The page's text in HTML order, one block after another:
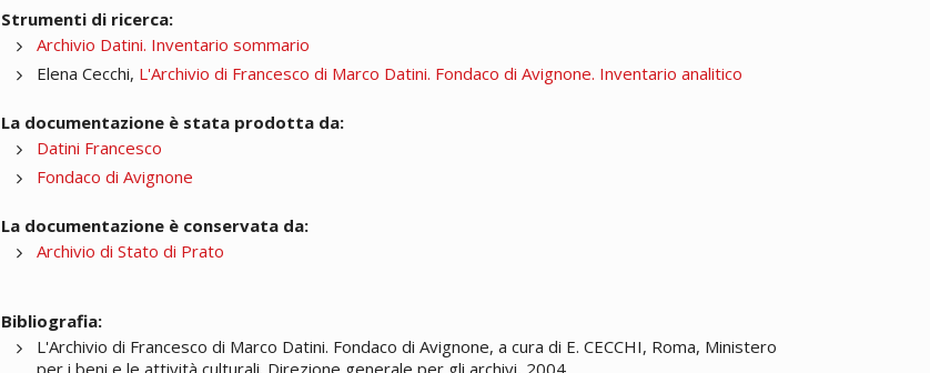
Strumenti di ricerca:
Archivio Datini. Inventario sommario
Elena Cecchi, L'Archivio di Francesco di Marco Datini. Fondaco di Avignone. Inventario analitico
La documentazione è stata prodotta da:
Datini Francesco
Fondaco di Avignone
La documentazione è conservata da:
Archivio di Stato di Prato
Bibliografia:
L'Archivio di Francesco di Marco Datini. Fondaco di Avignone, a cura di E. CECCHI, Roma, Ministero
per i beni e le attività culturali. Direzione generale per gli archivi, 2004